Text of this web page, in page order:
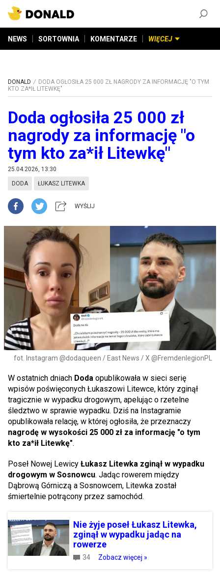
NEWS SORTOWNIA KOMENTARZE WIĘCEJ
DONALD
DODA OGŁOSIŁA 25 000 ZŁ NAGRODY ZA INFORMACJĘ "O TYM
KTO ZA*IŁ LITEWKĘ"
Doda ogłosiła 25 000 zł
nagrody za informację "o
tym kto za*ił Litewkę"
25.04.2026, 13:30
DODA ŁUKASZ LITEWKA
WYŚLIJ
fot. Instagram @dodaqueen / East News / X @FremdenlegionPL
W ostatnich dniach Doda opublikowała w sieci serię
wpisów poświęconych Łukaszowi Litewce, który zginął
tragicznie w wypadku drogowym, apelując o rzetelne
śledztwo w sprawie wypadku. Dziś na Instagramie
opublikowała relację, w której ogłosiła, że przeznaczy
nagrodę w wysokości 25 000 zł za informację "o tym
kto za*ił Litewkę".
Poseł Nowej Lewicy Łukasz Litewka zginął w wypadku
drogowym w Sosnowcu. Jadąc rowerem między
Dąbrową Górniczą a Sosnowcem, Litewka został
śmiertelnie potrącony przez samochód.
Nie żyje poseł Łukasz Litewka,
zginął w wypadku jadąc na
rowerze
34 Zobacz więcej »